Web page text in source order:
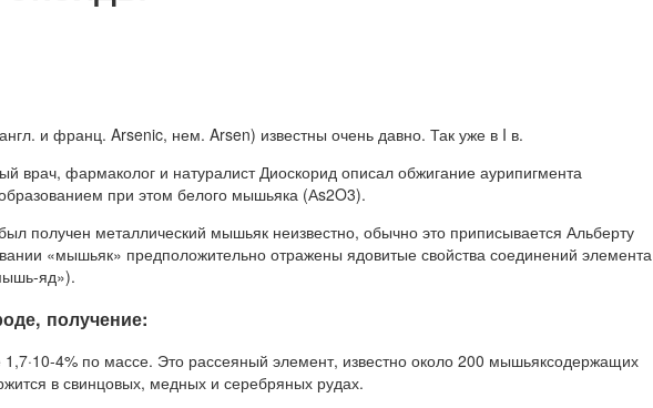
и франц. Arsenic, нем. Arsen) известны очень давно. Так уже в I в.
врач, фармаколог и натуралист Диоскорид описал обжигание аурипигмента
при этом белого мышьяка (Аs2O3).
получен металлический мышьяк неизвестно, обычно это приписывается Альберту
«мышьяк» предположительно отражены ядовитые свойства соединений элемента
яд»).
получение:
4% по массе. Это рассеяный элемент, известно около 200 мышьяксодержащих
в свинцовых, медных и серебряных рудах.